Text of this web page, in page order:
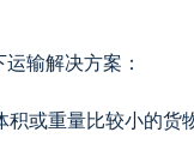
输解决方案：
或重量比较小的货